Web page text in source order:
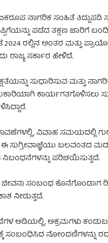
ನಾಗರಿಕ ಸಂಹಿತೆ ತಿದ್ದುಪಡಿ
ಪಡೆದ ತಕ್ಷಣ ಜಾರಿಗೆ
ರಲ್ಲಿನ ಅಂತರ ಮತ್ತು
ರಾಜ್ಯ ಸರ್ಕಾರ ಹೇಳಿದೆ.
ಸುಧಾರಿಸುವ ಮತ್ತು
ಕಾರ್ಯಗತಗೊಳಿಸಲು
ವಿವಾಹ ಸಮಯದಲ್ಲಿ
ಸುಗ್ರೀವಾಜ್ಞೆಯು ಬಲವಂತದ
ಪರಿಚಯಿಸುತ್ತದೆ.
ಸಂಬಂಧ ಕೊನೆಗೊಂಡಾಗ
ನೀಡುತ್ತದೆ.
ಅಡಿಯಲ್ಲಿ, ಅಕ್ರಮಗಳು
ಸಂಬಂಧಿಸಿದ ನೋಂದಣಿಗಳನ್ನು